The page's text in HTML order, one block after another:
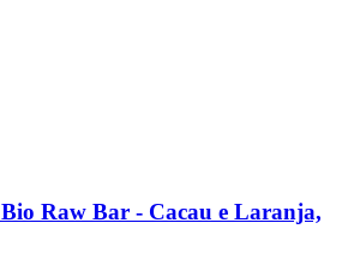
Bio Raw Bar -​ Cacau e Laranja,